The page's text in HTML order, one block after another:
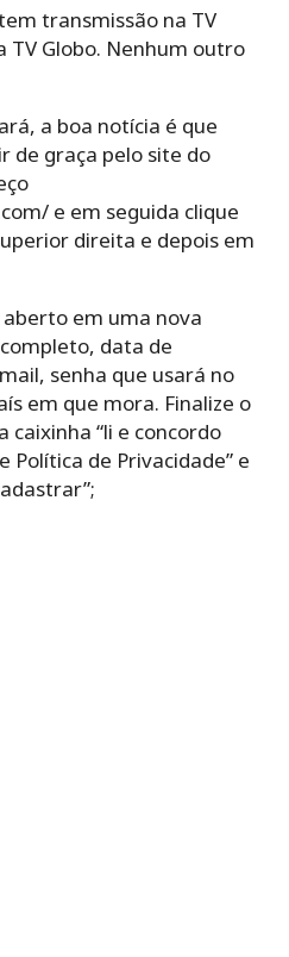
transmissão na TV
TV Globo. Nenhum outro
a boa notícia é que
de graça pelo site do
e em seguida clique
direita e depois em
em uma nova
data de
senha que usará no
em que mora. Finalize o
caixinha “li e concordo
Política de Privacidade” e